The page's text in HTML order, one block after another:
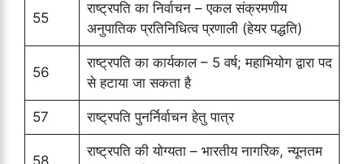
55
राष्ट्रपति का निर्वाचन – एकल संक्रमणीय
अनुपातिक प्रतिनिधित्व प्रणाली (हेयर पद्धति)
56
राष्ट्रपति का कार्यकाल – 5 वर्ष; महाभियोग द्वारा पद
से हटाया जा सकता है
57 राष्ट्रपति पुनर्निर्वाचन हेतु पात्र
58
राष्ट्रपति की योग्यता – भारतीय नागरिक, न्यूनतम